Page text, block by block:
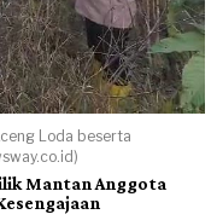
Loda beserta
Mantan Anggota